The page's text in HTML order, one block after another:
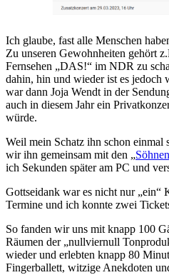
Ich glaube, fast alle Menschen
Zu unseren Gewohnheiten gehört
Fernsehen „DAS!“ im NDR zu
dahin, hin und wieder ist es jedoch
war dann Joja Wendt in der
auch in diesem Jahr ein
würde.
Weil mein Schatz ihn schon einmal
wir ihn gemeinsam mit den „
ich Sekunden später am PC und
Gottseidank war es nicht nur „ein“
Termine und ich konnte zwei
So fanden wir uns mit knapp 100
Räumen der „nullviernull
wieder und erlebten knapp 80
Fingerballett, witzige Anekdoten